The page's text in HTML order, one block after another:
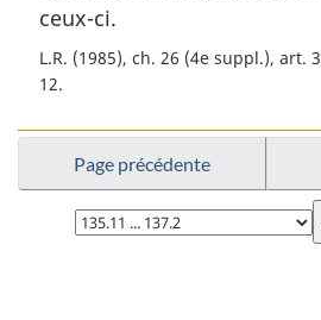
i
n
a
e
ceux-ci.
L.R. (1985), ch. 26 (4e suppl.), art. 3
12
Page précédente
Choisissez
la